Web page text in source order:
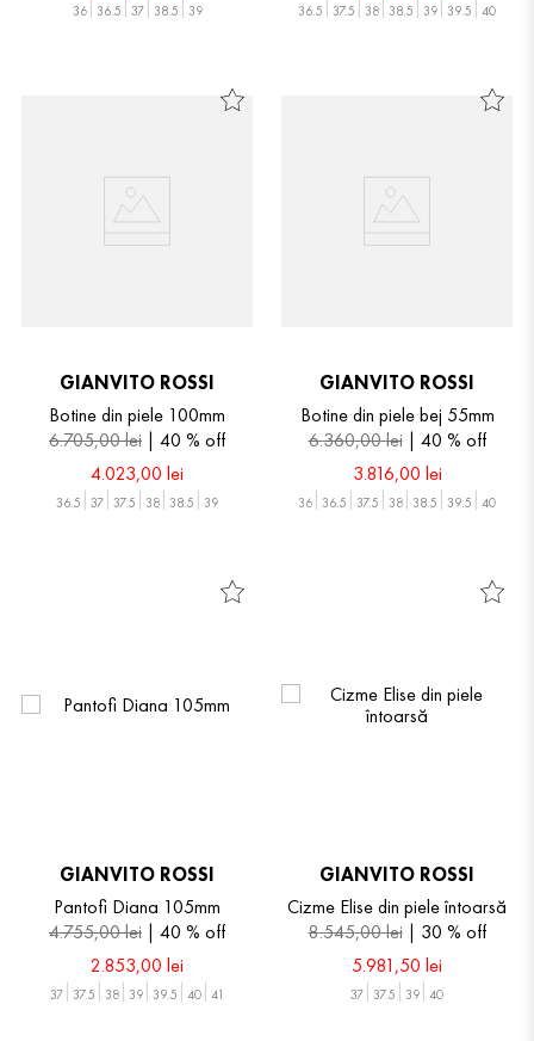
36 36.5 37 38.5 39 36.5 37.5 38 38.5 39 39.5 40
GIANVITO ROSSI
Botine din piele 100mm
6.705,00lei 40 % off
4.023,00 lei
36.5 37 37.5 38 38.5 39
GIANVITO ROSSI
Botine din piele bej 55mm
6.360,00lei 40 % off
3.816,00 lei
36 36.5 37.5 38 38.5 39.5 40
GIANVITO ROSSI
Pantofi Diana 105mm
4.755,00lei 40 % off
2.853,00 lei
37 37.5 38 39 39.5 40 41
GIANVITO ROSSI
Cizme Elise din piele întoarsă
8.545,00lei 30 % off
5.981,50 lei
37 37.5 39 40